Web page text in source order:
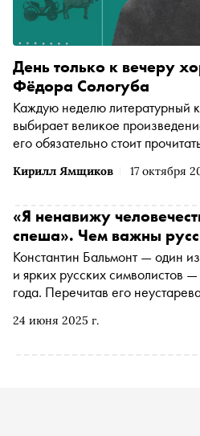
Кирилл Ямщиков 17 октября
День только к вечеру
Фёдора Сологуба
Каждую неделю литературный
выбирает великое
его обязательно стоит
энциклопедия русской тоски.
24 июня 2025 г.
«Я ненавижу
спеша». Чем важны
Константин Бальмонт — один
и ярких русских символистов
года. Перечитав его
поэтом и историком